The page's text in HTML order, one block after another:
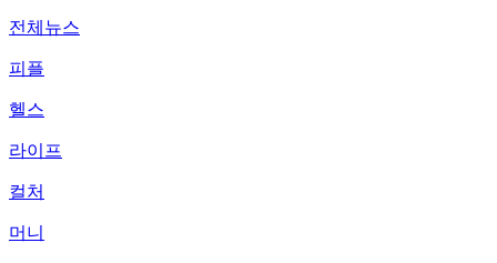
전체뉴스
피플
헬스
라이프
컬처
머니